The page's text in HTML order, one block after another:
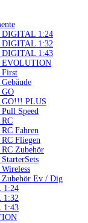
DIGITAL 1:24
DIGITAL 1:32
DIGITAL 1:43
EVOLUTION
First
GO!!! PLUS
Speed
Fahren
Fliegen
Zubehör
Ev / Dig
1:24
1:32
1:43